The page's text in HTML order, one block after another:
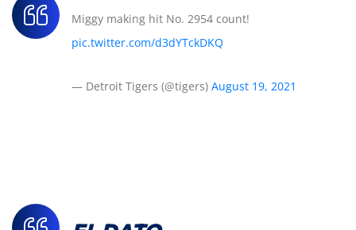
Miggy making hit No. 2954 count!
pic.twitter.com/d3dYTckDKQ
— Detroit Tigers (@tigers) August 19, 2021